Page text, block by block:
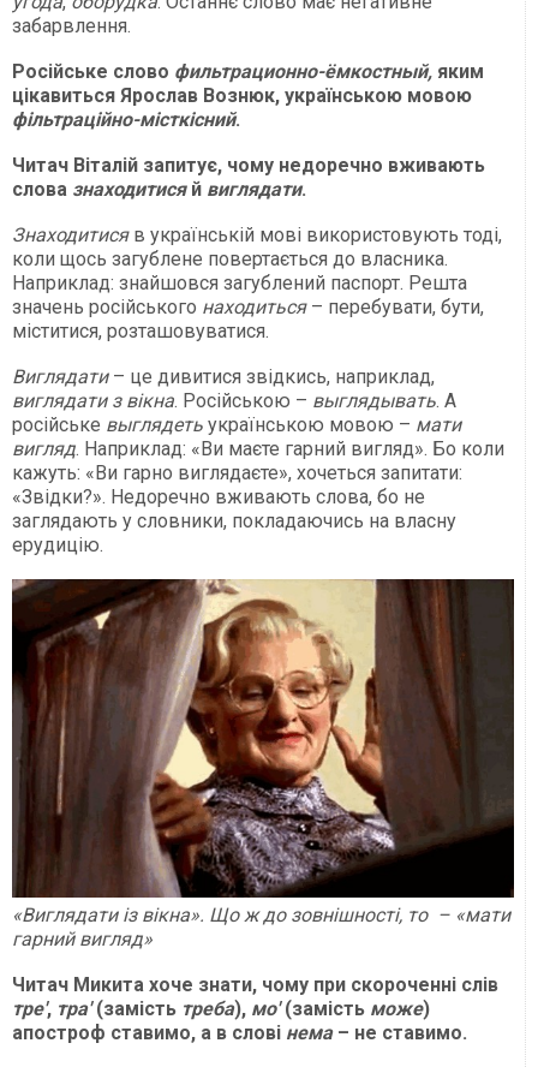
забарвлення.
Російське слово фильтрационно-ёмкостный, яким
цікавиться Ярослав Вознюк, українською мовою
фільтраційно-місткісний.
Читач Віталій запитує, чому недоречно вживають
слова знаходитисяй виглядати.
Знаходитисяв українській мові використовують тоді,
коли щось загублене повертається до власника.
Наприклад: знайшовся загублений паспорт. Решта
значень російського находиться– перебувати, бути,
міститися, розташовуватися.
Виглядати– це дивитися звідкись, наприклад,
виглядати з вікна. Російською – выглядывать. А
російське выглядеть українською мовою – мати
вигляд. Наприклад: «Ви маєте гарний вигляд». Бо коли
кажуть: «Ви гарно виглядаєте», хочеться запитати:
«Звідки?». Недоречно вживають слова, бо не
заглядають у словники, покладаючись на власну
ерудицію.
«Виглядати із вікна». Що ж до зовнішності, то – «мати
гарний вигляд»
Читач Микита хоче знати, чому при скороченні слів
тре', тра'(замість треба), мо'(замість може)
апостроф ставимо, а в слові нема– не ставимо.